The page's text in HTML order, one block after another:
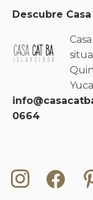
Descubre
0664
InstagramFacebook